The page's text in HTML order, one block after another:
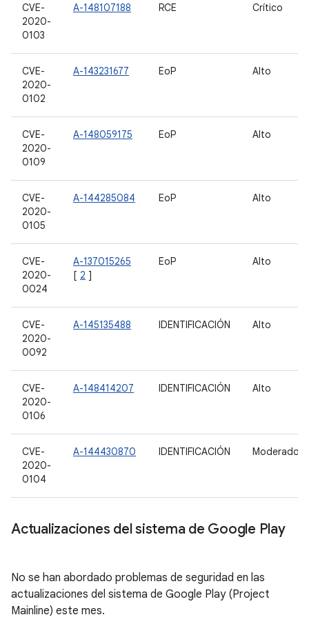
CVE-
2020-
0103
A-148107188 RCE Crítico
CVE-
2020-
0102
A-143231677 EoP Alto
CVE-
2020-
0109
A-148059175 EoP Alto
CVE-
2020-
0105
A-144285084 EoP Alto
CVE-
2020-
0024
A-137015265
[ 2 ]
EoP Alto
CVE-
2020-
0092
A-145135488 IDENTIFICACIÓN Alto
CVE-
2020-
0106
A-148414207 IDENTIFICACIÓN Alto
CVE-
2020-
0104
A-144430870 IDENTIFICACIÓN Moderado
Actualizaciones del sistema de Google Play
No se han abordado problemas de seguridad en las
actualizaciones del sistema de Google Play (Project
Mainline) este mes.